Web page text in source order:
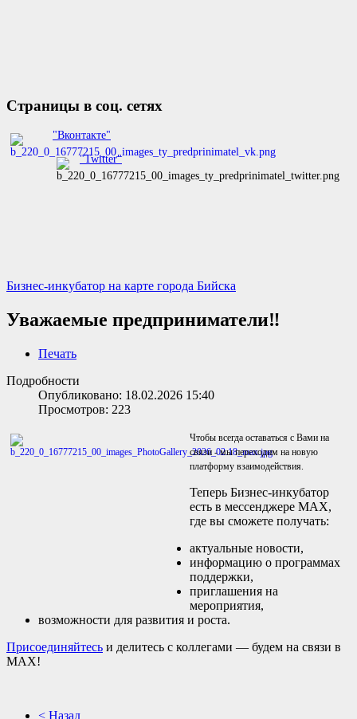
Страницы в соц. сетях
"Вконтакте"
"Twitter"
Бизнес-инкубатор на карте города Бийска
Уважаемые предприниматели‼️
Печать
Подробности
Опубликовано: 18.02.2026 15:40
Просмотров: 223
Чтобы всегда оставаться с Вами на
связи - мы переходим на новую
платформу взаимодействия.
Теперь Бизнес-инкубатор
есть в мессенджере MAX,
где вы сможете получать:
актуальные новости,
информацию о программах
поддержки,
приглашения на
мероприятия,
возможности для развития и роста.
Присоединяйтесь и делитесь с коллегами — будем на связи в
MAX!
< Назад